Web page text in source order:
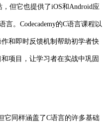
但它也提供了iOS和Android应
。Codecademy的C语言课程以
和即时反馈机制帮助初学者快
项目，让学习者在实战中巩固
同样涵盖了C语言的许多基础